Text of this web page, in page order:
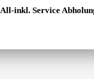
All-inkl. Service